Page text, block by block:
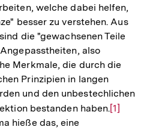
welche dabei helfen,
besser zu verstehen. Aus
die "gewachsenen Teile
also
Merkmale, die durch die
Prinzipien in langen
und den unbestechlichen
bestanden haben.Zur
[1]
hieße das, eine